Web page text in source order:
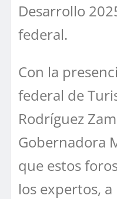
Desarrollo
federal.
Con la
federal de
Rodríguez
Gobernadora
que estos
los expertos,